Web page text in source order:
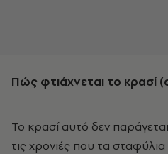
Πώς φτιάχνεται το κρασί
Το κρασί αυτό δεν
τις χρονιές που τα